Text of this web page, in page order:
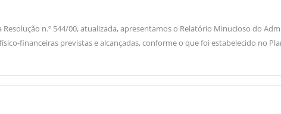
n.º 544/00, atualizada, apresentamos o Relatório Minucioso do
financeiras previstas e alcançadas, conforme o que foi estabelecido no